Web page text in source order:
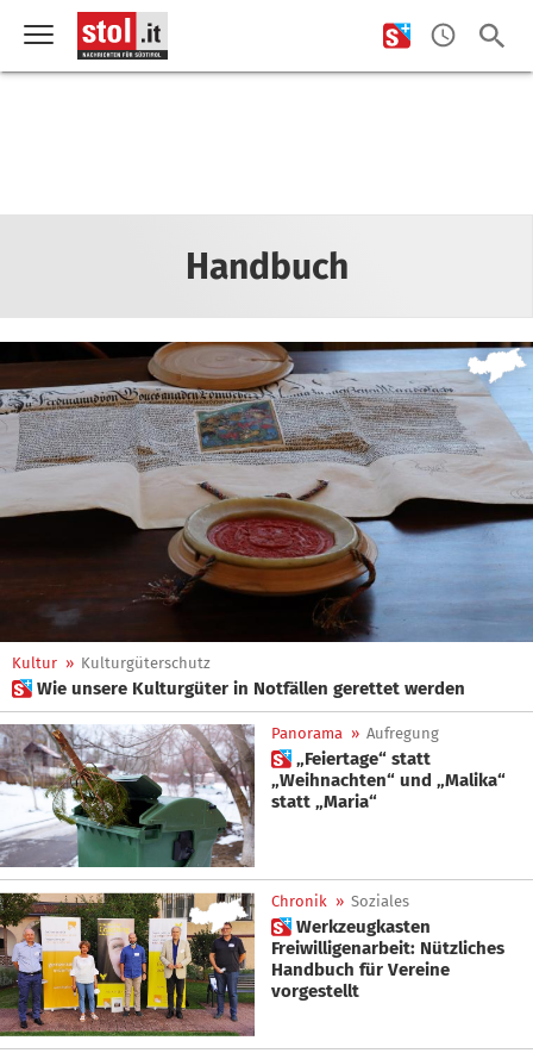
Handbuch
Kultur » Kulturgüterschutz
 Wie unsere Kulturgüter in Notfällen gerettet werden
Panorama » Aufregung
 „Feiertage“ statt
„Weihnachten“ und „Malika“
statt „Maria“
Chronik » Soziales
 Werkzeugkasten
Freiwilligenarbeit: Nützliches
Handbuch für Vereine
vorgestellt